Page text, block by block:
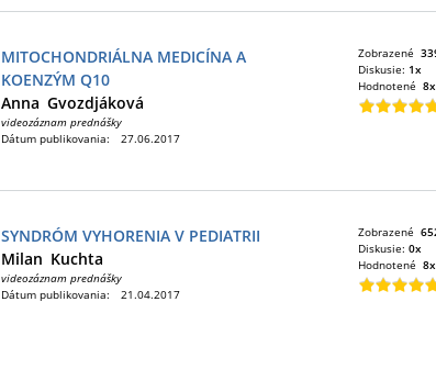
MITOCHONDRIÁLNA MEDICÍNA A
KOENZÝM Q10
Anna Gvozdjáková
videozáznam prednášky
Dátum publikovania:
27.06.2017
Zobrazené
Diskusie: 1x
Hodnotené 8x
SYNDRÓM VYHORENIA V PEDIATRII
Milan Kuchta
videozáznam prednášky
Dátum publikovania:
21.04.2017
Zobrazené
Diskusie: 0x
Hodnotené 8x